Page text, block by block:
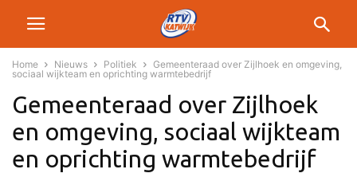
Home Nieuws Politiek
Gemeenteraad over Zijlhoek en omgeving,
sociaal wijkteam en oprichting warmtebedrijf
Gemeenteraad over Zijlhoek
en omgeving, sociaal wijkteam
en oprichting warmtebedrijf